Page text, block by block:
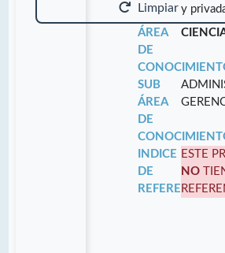
Limpiar y
ÁREA
DE
SUB
ÁREA
DE
INDICE
DE
REFERENCIA:
ESTE
NO